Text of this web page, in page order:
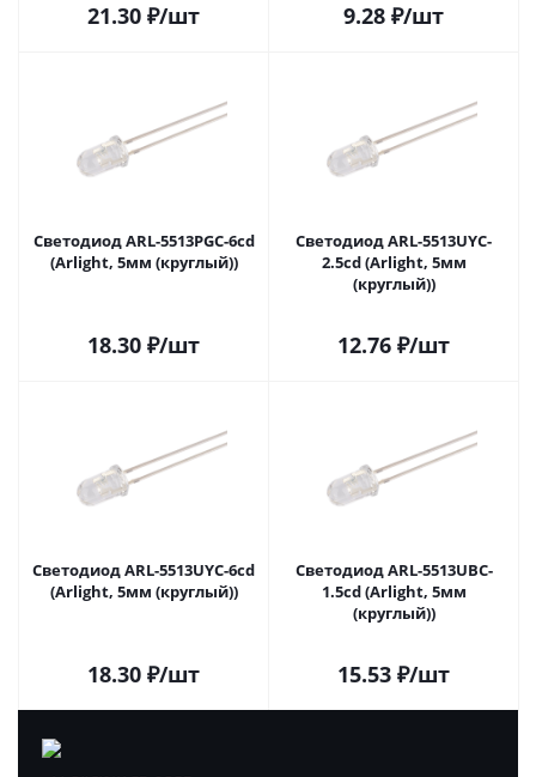
21.30 ₽/шт 9.28 ₽/шт
Светодиод ARL-5513PGC-6cd
(Arlight, 5мм (круглый))
18.30 ₽/шт
Светодиод ARL-5513UYC-
2.5cd (Arlight, 5мм
(круглый))
12.76 ₽/шт
Светодиод ARL-5513UYC-6cd
(Arlight, 5мм (круглый))
18.30 ₽/шт
Светодиод ARL-5513UBC-
1.5cd (Arlight, 5мм
(круглый))
15.53 ₽/шт